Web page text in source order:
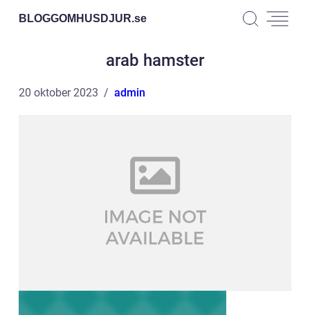
BLOGGOMHUSDJUR.se
arab hamster
20 oktober 2023 admin